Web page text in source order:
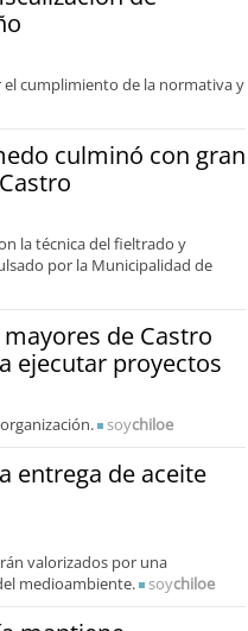
el cumplimiento de la normativa y
culminó con gran
la técnica del fieltrado y
por la Municipalidad de
de Castro
ejecutar proyectos
soychiloe
entrega de aceite
valorizados por una
medioambiente.
soychiloe